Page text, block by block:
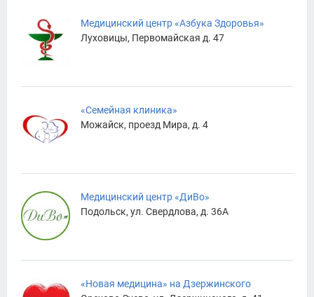
Медицинский центр «Азбука Здоровья»
Луховицы, Первомайская д. 47
«Семейная клиника»
Можайск, проезд Мира, д. 4
Медицинский центр «ДиВо»
Подольск, ул. Свердлова, д. 36А
«Новая медицина» на Дзержинского